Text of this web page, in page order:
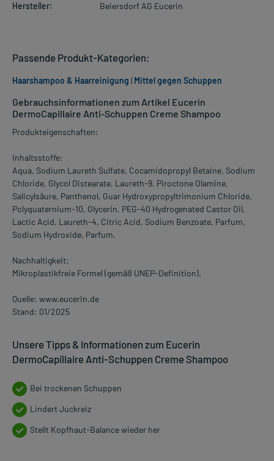
Hersteller:
Beiersdorf AG Eucerin
Gebrauchsinformationen zum Artikel Eucerin
DermoCapillaire Anti-Schuppen Creme Shampoo
Produkteigenschaften:
Inhaltsstoffe:
Aqua, Sodium Laureth Sulfate, Cocamidopropyl Betaine, Sodium
Chloride, Glycol Distearate, Laureth-9, Piroctone Olamine,
Salicylsäure, Panthenol, Guar Hydroxypropyltrimonium Chloride,
Polyquaternium-10, Glycerin, PEG-40 Hydrogenated Castor Oil,
Lactic Acid, Laureth-4, Citric Acid, Sodium Benzoate, Parfum,
Sodium Hydroxide, Parfum.
Nachhaltigkeit:
Mikroplastikfreie Formel (gemäß UNEP-Definition).
Quelle: www.eucerin.de
Stand: 01/2025
Unsere Tipps & Informationen zum Eucerin
DermoCapillaire Anti-Schuppen Creme Shampoo
Bei trockenen Schuppen
Lindert Juckreiz
Stellt Kopfhaut-Balance wieder her
Passende Produkt-Kategorien:
Haarshampoo & Haarreinigung | Mittel gegen Schuppen